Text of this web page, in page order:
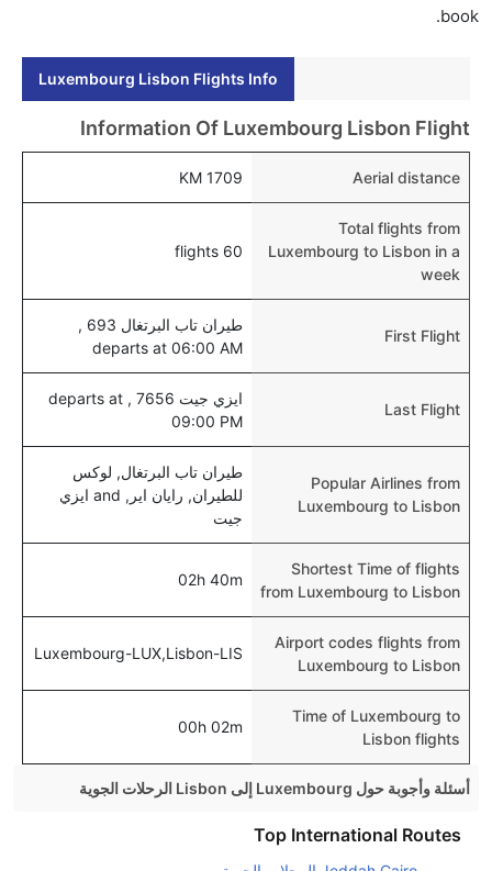
book.
Luxembourg Lisbon Flights Info
Information Of Luxembourg Lisbon Flight
Aerial distance
1709 KM
Total flights from
Luxembourg to Lisbon in a
week
60 flights
First Flight
طيران تاب البرتغال 693 ,
departs at 06:00 AM
Last Flight
ايزي جيت 7656 , departs at
09:00 PM
Popular Airlines from
Luxembourg to Lisbon
طيران تاب البرتغال, لوكس
للطيران, رايان اير, and ايزي
جيت
Shortest Time of flights
from Luxembourg to Lisbon
02h 40m
Airport codes flights from
Luxembourg to Lisbon
Luxembourg-LUX,Lisbon-LIS
Time of Luxembourg to
Lisbon flights
00h 02m
أسئلة وأجوبة حول Luxembourg إلى Lisbon الرحلات الجوية
هل صحيح أن تستغرق وقتا أقل في رحلة مباشرة من
Top International Routes